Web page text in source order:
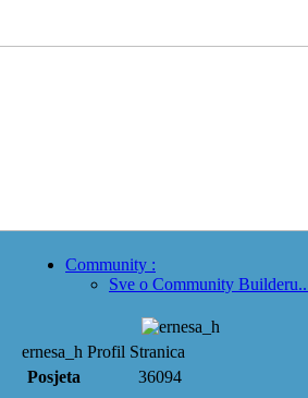
Community :
Sve o Community
ernesa_h Profil Stranica
Posjeta
36094